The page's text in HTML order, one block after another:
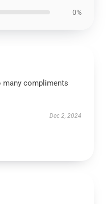
0%
many compliments
Dec 2, 2024